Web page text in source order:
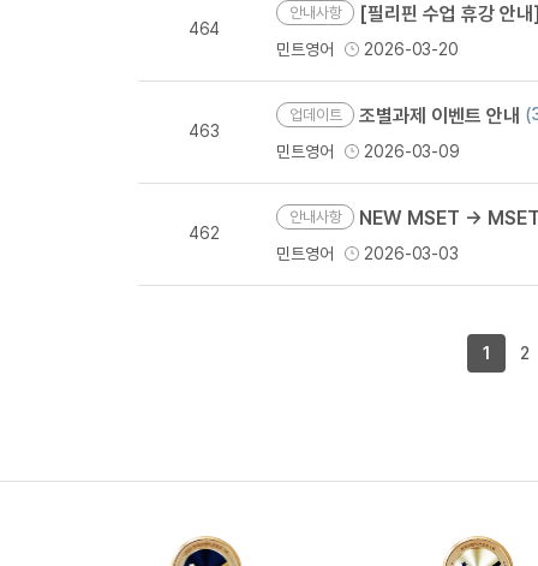
464
안내사항 [필리핀 수업 휴강 안내] 부활절
민트영어 2026-03-20
463
업데이트 조별과제 이벤트 안내
민트영어
2026-03-09
462
안내사항 NEW MSET → MSET
민트영어 2026-03-03
1 2